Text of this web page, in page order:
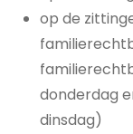
op de
donderdag
dinsdag)